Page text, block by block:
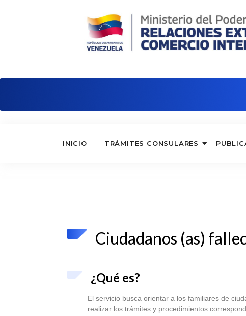
INICIO TRÁMITES CONSULARES
Ciudadanos (as)
¿Qué es?
El servicio busca orientar a los familiares de
realizar los trámites y procedimientos